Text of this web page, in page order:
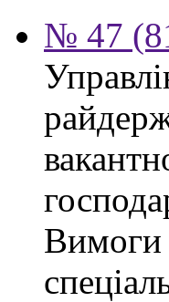
№ 47
Вимоги